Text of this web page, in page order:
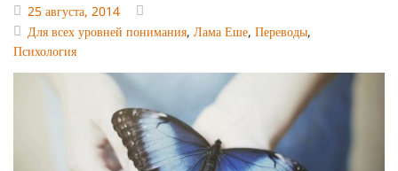
25 августа, 2014
Для всех уровней понимания, Лама Еше, Переводы,
Психология